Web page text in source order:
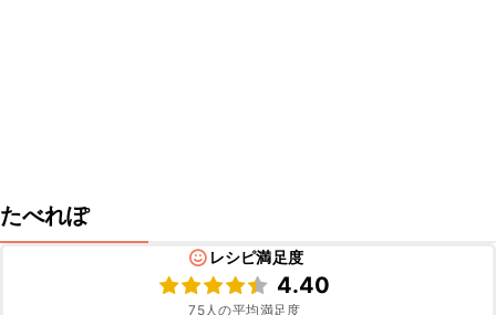
たべれぽ
レシピ満足度
4.40
75人の平均満足度